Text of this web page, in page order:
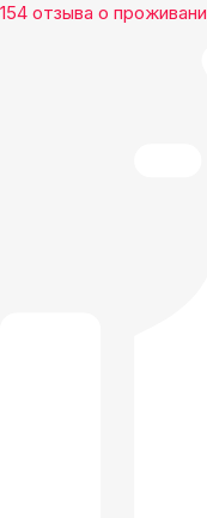
154 отзыва о